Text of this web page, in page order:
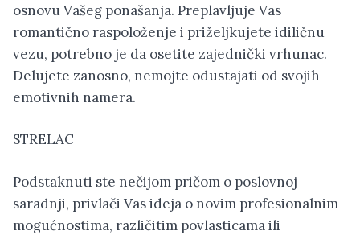
osnovu Vašeg ponašanja. Preplavljuje Vas
romantično raspoloženje i priželjkujete idiličnu
vezu, potrebno je da osetite zajednički vrhunac.
Delujete zanosno, nemojte odustajati od svojih
emotivnih namera.
STRELAC
Podstaknuti ste nečijom pričom o poslovnoj
saradnji, privlači Vas ideja o novim profesionalnim
mogućnostima, različitim povlasticama ili